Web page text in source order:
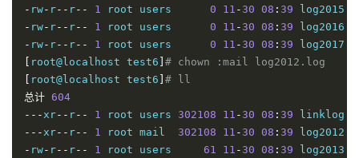
- rw- r-- r-- 1 root users 0 11 -30 08 : 39 log2015
- rw- r-- r-- 1 root users 0 11 -30 08 : 39 log2016
- rw- r-- r-- 1 root users 0 11 -30 08 : 39 log2017
root@localhost test6 # chown :mail log2012.log
root@localhost test6 # ll
总计 604
---xr-- r-- 1 root users 302108 11 -30 08 : 39 linklog
---xr-- r-- 1 root mail 302108 11 -30 08 : 39 log2012
- rw- r-- r-- 1 root users 61 11 -30 08 : 39 log2013